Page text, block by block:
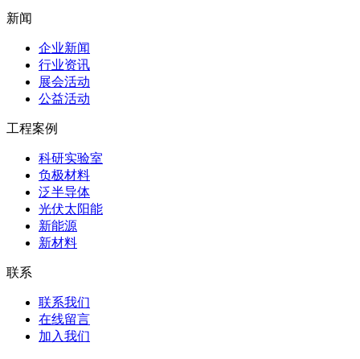
新闻
企业新闻
行业资讯
展会活动
公益活动
工程案例
科研实验室
负极材料
泛半导体
光伏太阳能
新能源
新材料
联系
联系我们
在线留言
加入我们